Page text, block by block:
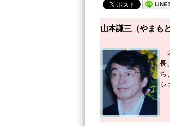
山本謙三（やまも
長
ち
シ